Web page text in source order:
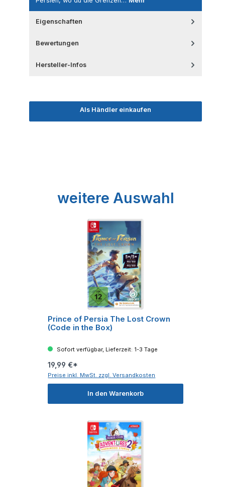
Eigenschaften
Bewertungen
Hersteller-Infos
Als Händler einkaufen
Produktgalerie überspringen
weitere Auswahl
Prince of Persia The Lost Crown
(Code in the Box)
Sofort verfügbar, Lieferzeit: 1-3 Tage
19,99 €*
Preise inkl. MwSt. zzgl. Versandkosten
In den Warenkorb